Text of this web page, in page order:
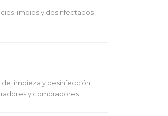
limpios y desinfectados
limpieza y desinfección
y compradores.